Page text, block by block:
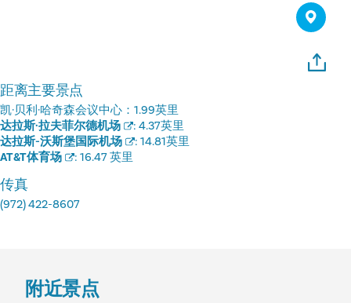
距离主要景点
凯·贝利·哈奇森会议中心： 1.99英里
达拉斯·拉夫菲尔德机场
: 4.37英里
达拉斯-沃斯堡国际机场
: 14.81英里
AT&T体育场
: 16.47 英里
传真
(972) 422-8607
附近景点